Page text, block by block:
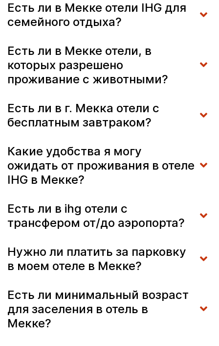
Есть ли в Мекке отели IHG для
семейного отдыха?
Есть ли в Мекке отели, в
которых разрешено
проживание с животными?
Есть ли в г. Мекка отели с
бесплатным завтраком?
Какие удобства я могу
ожидать от проживания в отеле
IHG в Мекке?
Есть ли в ihg отели с
трансфером от/до аэропорта?
Нужно ли платить за парковку
в моем отеле в Мекке?
Есть ли минимальный возраст
для заселения в отель в
Мекке?